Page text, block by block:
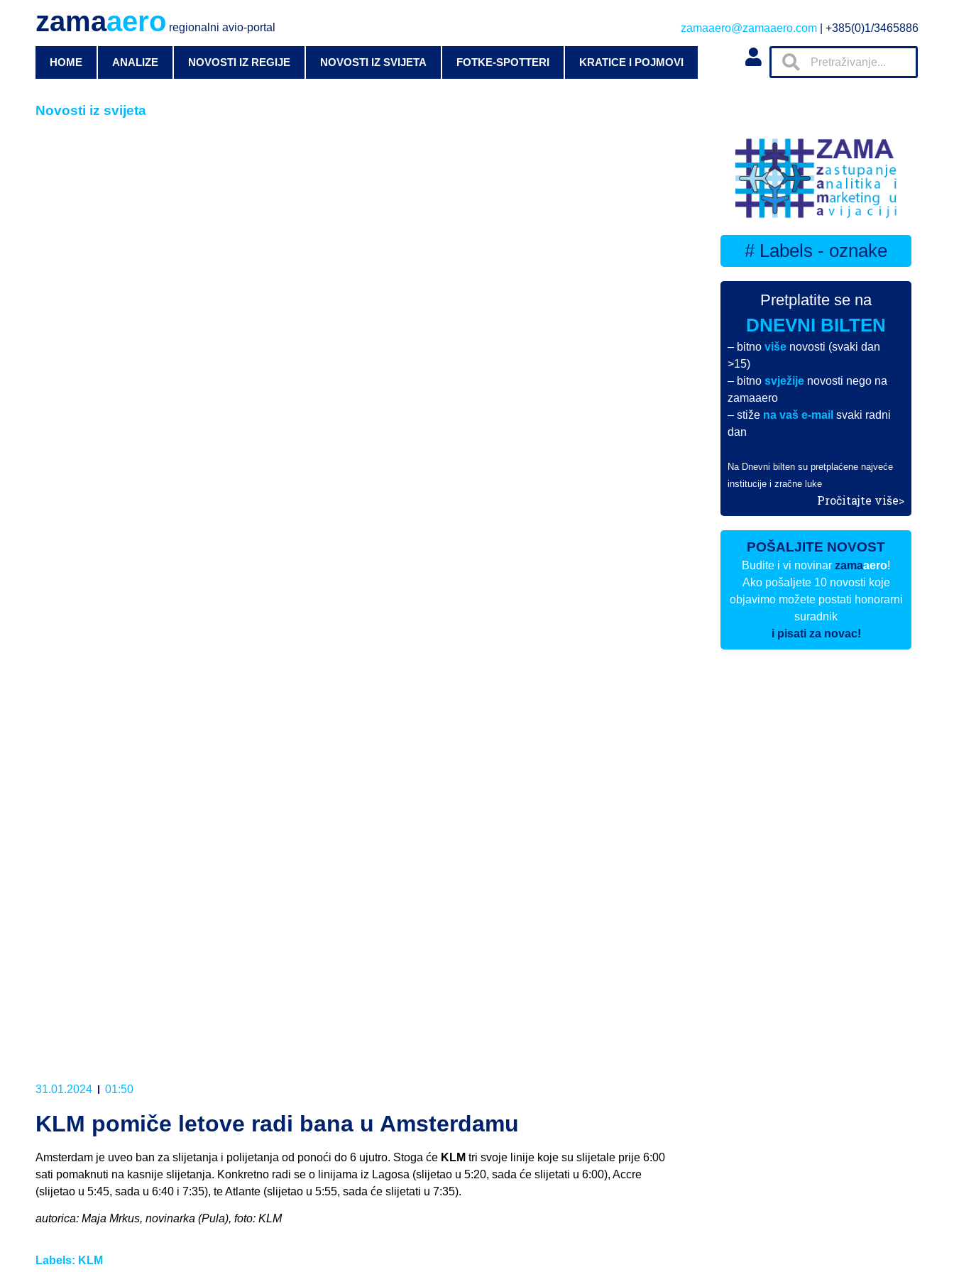
zamaaero regionalni avio-portal zamaaero@zamaaero.com | +385(0)1/3465886
HOME ANALIZE NOVOSTI IZ REGIJE NOVOSTI IZ SVIJETA FOTKE-SPOTTERI KRATICE I POJMOVI
Novosti iz svijeta
31.01.2024 01:50
KLM pomiče letove radi bana u Amsterdamu
Amsterdam je uveo ban za slijetanja i polijetanja od ponoći do 6 ujutro. Stoga će KLM tri svoje linije koje su slijetale prije 6:00
sati pomaknuti na kasnije slijetanja. Konkretno radi se o linijama iz Lagosa (slijetao u 5:20, sada će slijetati u 6:00), Accre
(slijetao u 5:45, sada u 6:40 i 7:35), te Atlante (slijetao u 5:55, sada će slijetati u 7:35).
autorica: Maja Mrkus, novinarka (Pula), foto: KLM
Labels: KLM
# Labels - oznake
Pretplatite se na
DNEVNI BILTEN
– bitnoviše novosti (svaki dan
>15)
– bitnosvježije novosti nego na
zamaaero
– stiže na vaš e-mail svaki radni
dan
Na Dnevni bilten su pretplaćene najveće
institucije i zračne luke
Pročitajte više>
POŠALJITE NOVOST
Budite i vi novinarzamaaero!
Ako pošaljete 10 novosti koje
objavimo možete postati honorarni
suradnik
i pisati za novac!